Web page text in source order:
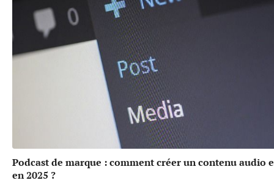
Podcast de marque : comment créer un contenu audio
en 2025 ?